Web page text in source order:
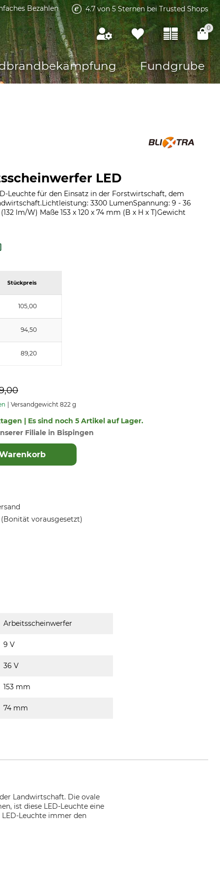
Bezahlen 4.7 von 5 Sternen bei Trusted Shops
0
Fundgrube
LED
Leuchte für den Einsatz in der Forstwirtschaft, dem
3300 LumenSpannung: 9 - 36
lm/W) Maße 153 x 120 x 74 mm (B x H x T)Gewicht
Stückpreis
105,00
94,50
89,20
Versandgewicht 822 g
| Es sind noch 5 Artikel auf Lager.
Filiale in Bispingen
vorausgesetzt)
Arbeitsscheinwerfer
9 V
36 V
153 mm
74 mm
Landwirtschaft. Die ovale
ist diese LED-Leuchte eine
Leuchte immer den